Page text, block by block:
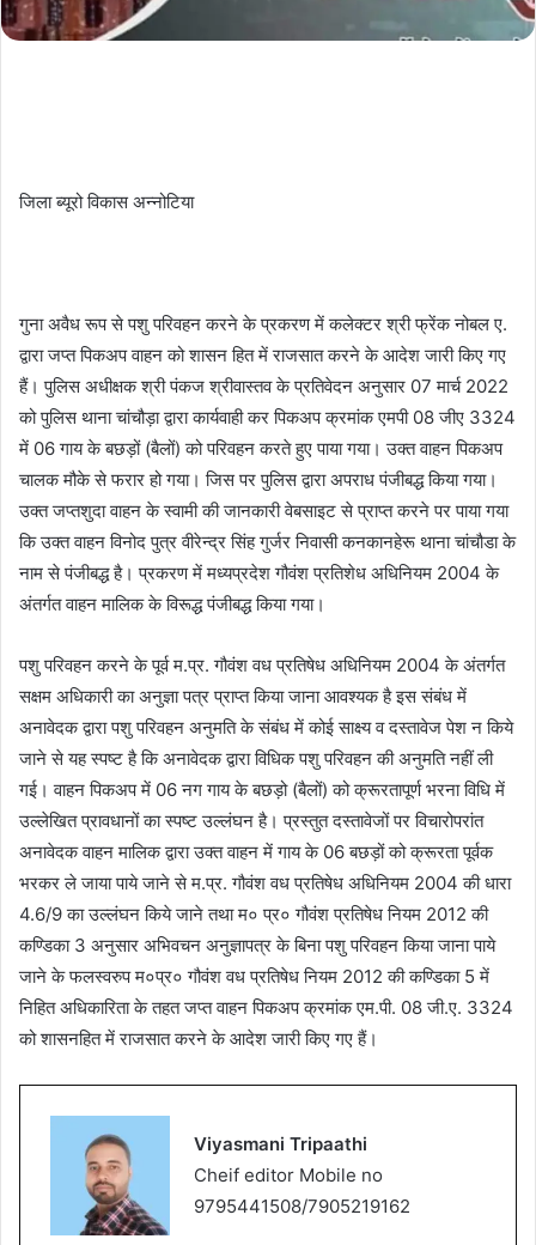
जिला ब्यूरो विकास अन्नोटिया
गुना अवैध रूप से पशु परिवहन करने के प्रकरण में कलेक्‍टर श्री फ्रेंक नोबल ए.
द्वारा जप्‍त पिकअप वाहन को शासन हित में राजसात करने के आदेश जारी किए गए
हैं। पुलिस अधीक्षक श्री पंकज श्रीवास्‍तव के प्रतिवेदन अनुसार 07 मार्च 2022
को पुलिस थाना चांचौड़ा द्वारा कार्यवाही कर पिकअप क्रमांक एमपी 08 जीए 3324
में 06 गाय के बछड़ों (बैलों) को परिवहन करते हुए पाया गया। उक्‍त वाहन पिकअप
चालक मौके से फरार हो गया। जिस पर पुलिस द्वारा अपराध पंजीबद्ध किया गया।
उक्‍त जप्‍तशुदा वाहन के स्‍वामी की जानकारी वेबसाइट से प्राप्‍त करने पर पाया गया
कि उक्‍त वाहन विनोद पुत्र वीरेन्‍द्र सिंह गुर्जर निवासी कनकानहेरू थाना चांचौडा के
नाम से पंजीबद्ध है। प्रकरण में मध्‍यप्रदेश गौवंश प्रतिशेध अधिनियम 2004 के
अंतर्गत वाहन मालिक के विरूद्ध पंजीबद्ध किया गया।
पशु परिवहन करने के पूर्व म.प्र. गौवंश वध प्रतिषेध अधिनियम 2004 के अंतर्गत
सक्षम अधिकारी का अनुज्ञा पत्र प्राप्त किया जाना आवश्यक है इस संबंध में
अनावेदक द्वारा पशु परिवहन अनुमति के संबंध में कोई साक्ष्य व दस्तावेज पेश न किये
जाने से यह स्पष्ट है कि अनावेदक द्वारा विधिक पशु परिवहन की अनुमति नहीं ली
गई। वाहन पिकअप में 06 नग गाय के बछड़ो (बैलों) को क्रूरतापूर्ण भरना विधि में
उल्लेखित प्रावधानों का स्पष्ट उल्लंघन है। प्रस्तुत दस्तावेजों पर विचारोपरांत
अनावेदक वाहन मालिक द्वारा उक्त वाहन में गाय के 06 बछड़ों को क्रूरता पूर्वक
भरकर ले जाया पाये जाने से म.प्र. गौवंश वध प्रतिषेध अधिनियम 2004 की धारा
4.6/9 का उल्लंघन किये जाने तथा म० प्र० गौवंश प्रतिषेध नियम 2012 की
कण्डिका 3 अनुसार अभिवचन अनुज्ञापत्र के बिना पशु परिवहन किया जाना पाये
जाने के फलस्वरुप म०प्र० गौवंश वध प्रतिषेध नियम 2012 की कण्डिका 5 में
निहित अधिकारिता के तहत जप्त वाहन पिकअप क्रमांक एम.पी. 08 जी.ए. 3324
को शासनहित में राजसात करने के आदेश जारी किए गए हैं।
Viyasmani Tripaathi
Cheif editor Mobile no
9795441508/7905219162